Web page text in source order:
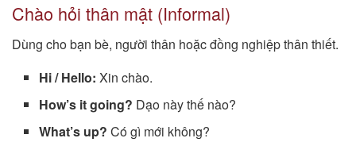
Chào hỏi thân mật (Informal)
Dùng cho bạn bè, người thân hoặc đồng nghiệp thân thiết.
Hi / Hello: Xin chào.
How’s it going? Dạo này thế nào?
What’s up? Có gì mới không?